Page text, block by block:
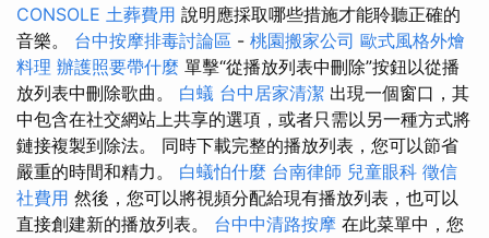
CONSOLE 土葬費用 說明應採取哪些措施才能聆聽正確的
音樂。 台中按摩排毒討論區 - 桃園搬家公司 歐式風格外燴
料理 辦護照要帶什麼 單擊“從播放列表中刪除”按鈕以從播
放列表中刪除歌曲。 白蟻 台中居家清潔 出現一個窗口，其
中包含在社交網站上共享的選項，或者只需以另一種方式將
鏈接複製到除法。 同時下載完整的播放列表，您可以節省
嚴重的時間和精力。 白蟻怕什麼 台南律師 兒童眼科 徵信
社費用 然後，您可以將視頻分配給現有播放列表，也可以
直接創建新的播放列表。 台中中清路按摩 在此菜單中，您